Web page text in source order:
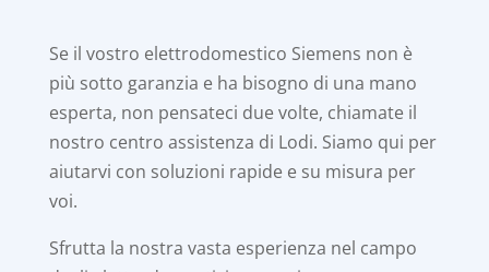
Se il vostro elettrodomestico Siemens non è
più sotto garanzia e ha bisogno di una mano
esperta, non pensateci due volte, chiamate il
nostro centro assistenza di Lodi. Siamo qui per
aiutarvi con soluzioni rapide e su misura per
voi.
Sfrutta la nostra vasta esperienza nel campo